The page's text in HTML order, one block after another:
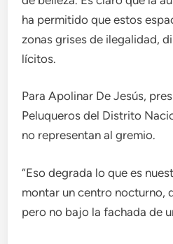
ha permitido que estos
zonas grises de ilegalidad,
lícitos.
Para Apolinar De Jesús,
Peluqueros del Distrito
no representan al gremio.
“Eso degrada lo que es
montar un centro nocturno,
pero no bajo la fachada de